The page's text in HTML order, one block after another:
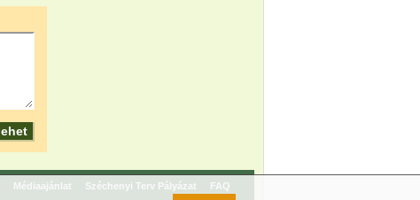
Médiaajánlat Széchenyi Terv Pályázat FAQ